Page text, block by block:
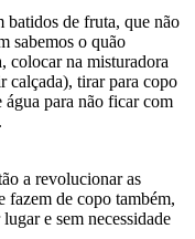
batidos de fruta, que não
sabemos o quão
colocar na misturadora
calçada), tirar para copo
para não ficar com
a revolucionar as
fazem de copo também,
e sem necessidade